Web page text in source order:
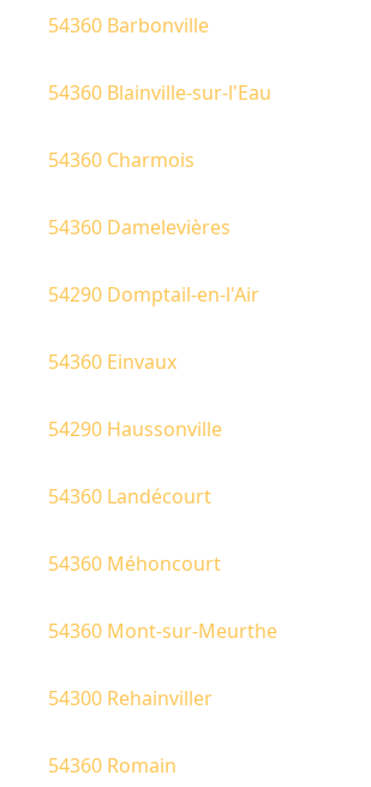
54360 Barbonville
54360 Blainville-sur-l'Eau
54360 Charmois
54360 Damelevières
54290 Domptail-en-l'Air
54360 Einvaux
54290 Haussonville
54360 Landécourt
54360 Méhoncourt
54360 Mont-sur-Meurthe
54300 Rehainviller
54360 Romain